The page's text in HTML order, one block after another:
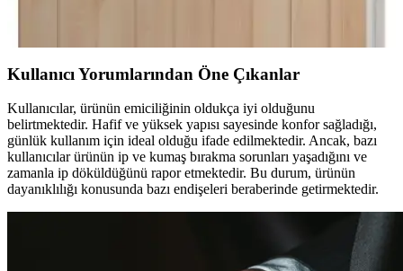
Kullanıcı Yorumlarından Öne Çıkanlar
Kullanıcılar, ürünün emiciliğinin oldukça iyi olduğunu
belirtmektedir. Hafif ve yüksek yapısı sayesinde konfor sağladığı,
günlük kullanım için ideal olduğu ifade edilmektedir. Ancak, bazı
kullanıcılar ürünün ip ve kumaş bırakma sorunları yaşadığını ve
zamanla ip döküldüğünü rapor etmektedir. Bu durum, ürünün
dayanıklılığı konusunda bazı endişeleri beraberinde getirmektedir.